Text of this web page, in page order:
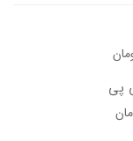
پی